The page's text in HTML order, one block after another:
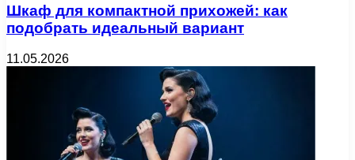
Шкаф для компактной прихожей: как
подобрать идеальный вариант
11.05.2026